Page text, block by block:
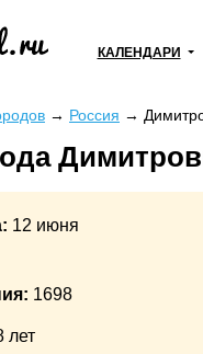
КАЛЕНДАРИ
→ Россия →
12 июня
1698
лет